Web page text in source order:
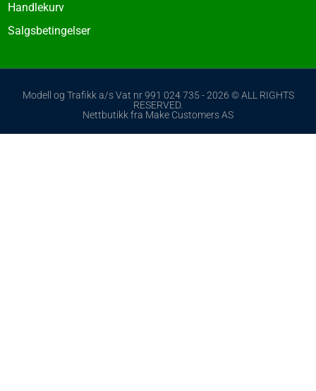
Handlekurv
Salgsbetingelser
Modell og Trafikk a/s Vat nr 991 024 735 - 2026 © ALL RIGHTS
RESERVED.
Nettbutikk fra Make Customers AS